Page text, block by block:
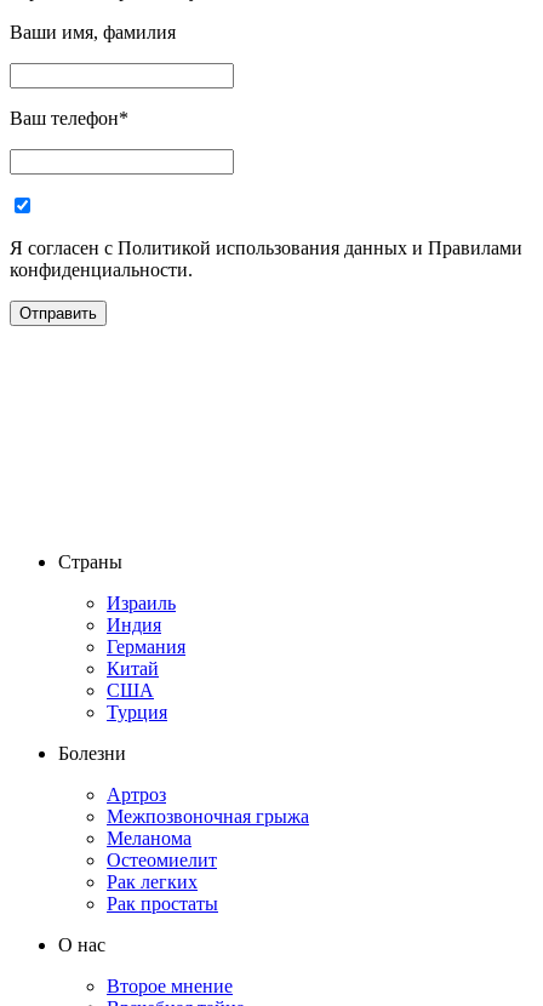
Ваши имя, фамилия
Ваш телефон*
Я согласен с Политикой использования данных и Правилами
конфиденциальности.
Страны
Израиль
Индия
Германия
Китай
США
Турция
Болезни
Артроз
Межпозвоночная грыжа
Меланома
Остеомиелит
Рак легких
Рак простаты
О нас
Второе мнение